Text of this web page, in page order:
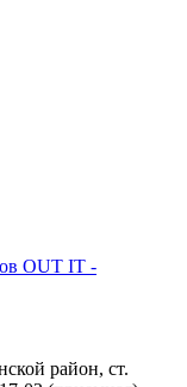
OUT IT -
район, ст.